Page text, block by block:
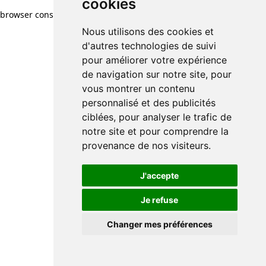
cookies
Nous utilisons des cookies et
d'autres technologies de suivi
pour améliorer votre expérience
de navigation sur notre site, pour
vous montrer un contenu
personnalisé et des publicités
ciblées, pour analyser le trafic de
notre site et pour comprendre la
provenance de nos visiteurs.
J'accepte
Je refuse
Changer mes préférences
browser console for more information)